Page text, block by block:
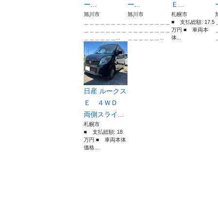
ー...
旭川市
ー...
旭川市
Ｅ...
札幌市
■ 支払総額: 17.5
万円 ■ 車両本
体...
日産 ルークス
Ｅ ４ＷＤ
両側スライ...
札幌市
■ 支払総額: 18
万円 ■ 車両本体
価格...